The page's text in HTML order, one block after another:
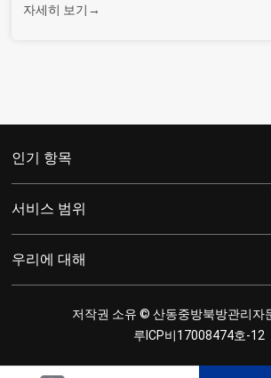
자세히 보기→
인기 항목
서비스 범위
우리에 대해
저작권 소유 © 산동중방북방관리자
루ICP비17008474호-12